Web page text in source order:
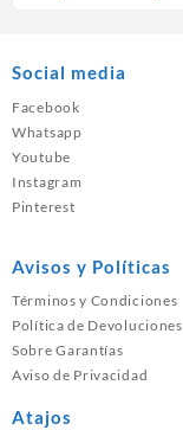
Social media
Facebook
Whatsapp
Youtube
Instagram
Pinterest
Avisos y Políticas
Términos y Condiciones
Política de Devoluciones
Sobre Garantías
Aviso de Privacidad
Atajos